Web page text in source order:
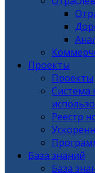
Проекты
Проекты
Система
Реестр
База знаний
База